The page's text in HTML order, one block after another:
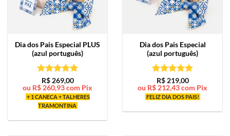
Dia dos Pais Especial PLUS
(azul português)
Avaliação5
de 5
R$269,00
ou R$260,93com Pix
+ 1 CANECA + TALHERES
TRAMONTINA
Dia dos Pais Especial
(azul português)
Avaliação5
de 5
R$219,00
ou R$212,43com Pix
FELIZ DIA DOS PAIS!